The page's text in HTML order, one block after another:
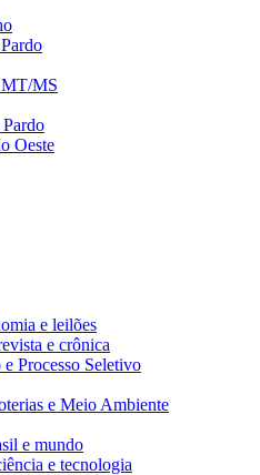
MT/MS
Oeste
e leilões
e crônica
Processo Seletivo
e Meio Ambiente
e mundo
e tecnologia